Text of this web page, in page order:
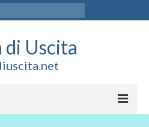
di Uscita